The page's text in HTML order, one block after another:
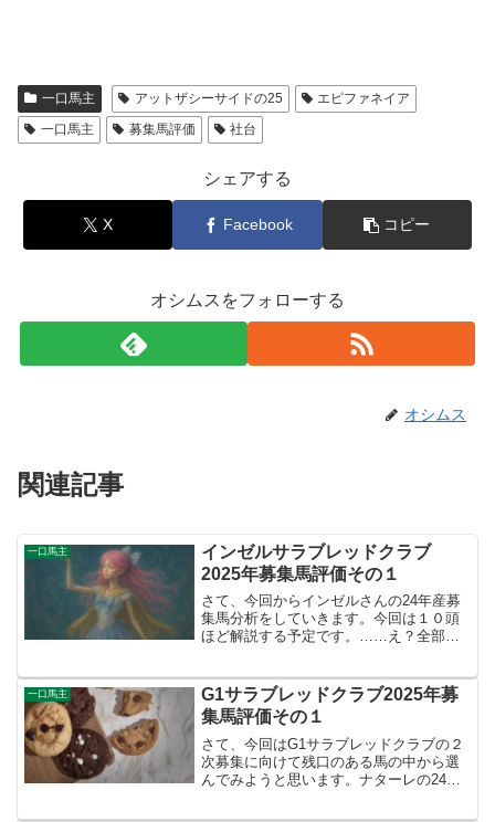
一口馬主 アットザシーサイドの25
エピファネイア
一口馬主
募集馬評価 社台
シェアする
X Facebook コピー
オシムスをフォローする
オシムス
関連記事
一口馬主
インゼルサラブレッドクラブ
2025年募集馬評価その１
さて、今回からインゼルさんの24年産募
集馬分析をしていきます。今回は１０頭
ほど解説する予定です。……え？全部で
なる配合の馬がやたら多いんですよ。と
いう訳ではさっそくやっ...
一口馬主
G1サラブレッドクラブ2025年募
集馬評価その１
さて、今回はG1サラブレッドクラブの２
次募集に向けて残口のある馬の中から選
んでみようと思います。ナターレの24、